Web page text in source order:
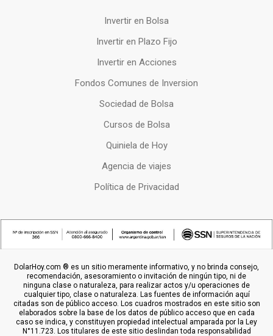
Invertir en Bolsa
Invertir en Plazo Fijo
Invertir en Acciones
Fondos Comunes de Inversion
Sociedad de Bolsa
Cursos de Bolsa
Quiniela de Hoy
Agencia de viajes
Política de Privacidad
DolarHoy.com ® es un sitio meramente informativo, y no brinda consejo,
recomendación, asesoramiento o invitación de ningún tipo, ni de
ninguna clase o naturaleza, para realizar actos y/u operaciones de
cualquier tipo, clase o naturaleza. Las fuentes de información aquí
citadas son de público acceso. Los cuadros mostrados en este sitio son
elaborados sobre la base de los datos de público acceso que en cada
caso se indica, y constituyen propiedad intelectual amparada por la Ley
N°11.723. Los titulares de este sitio deslindan toda responsabilidad